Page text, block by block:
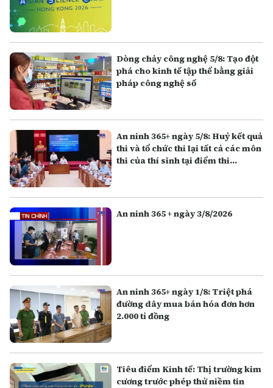
Dòng chảy công nghệ 5/8: Tạo đột
phá cho kinh tế tập thể bằng giải
pháp công nghệ số
An ninh 365+ ngày 5/8: Huỷ kết quả
thi và tổ chức thi lại tất cả các môn
thi của thí sinh tại điểm thi
An ninh 365 + ngày 3/8/2026
An ninh 365+ ngày 1/8: Triệt phá
đường dây mua bán hóa đơn hơn
2.000 tỉ đồng
Tiêu điểm Kinh tế: Thị trường kim
cương trước phép thử niềm tin